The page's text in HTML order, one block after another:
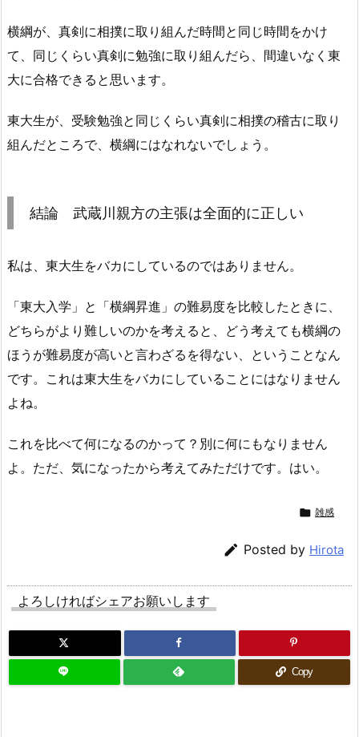
横綱が、真剣に相撲に取り組んだ時間と同じ時間をかけ
て、同じくらい真剣に勉強に取り組んだら、間違いなく東
大に合格できると思います。
東大生が、受験勉強と同じくらい真剣に相撲の稽古に取り
組んだところで、横綱にはなれないでしょう。
結論 武蔵川親方の主張は全面的に正しい
私は、東大生をバカにしているのではありません。
「東大入学」と「横綱昇進」の難易度を比較したときに、
どちらがより難しいのかを考えると、どう考えても横綱の
ほうが難易度が高いと言わざるを得ない、ということなん
です。これは東大生をバカにしていることにはなりません
よね。
これを比べて何になるのかって？別に何にもなりません
よ。ただ、気になったから考えてみただけです。はい。
 雑感
 Posted by Hirota
よろしければシェアお願いします
Copy